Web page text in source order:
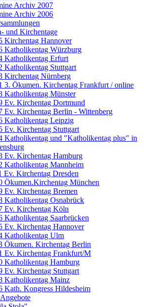
Archiv 2007
Archiv 2006
und Kirchentage
Kirchentag Hannover
Katholikentag Würzburg
Katholikentag Erfurt
Katholikentag Stuttgart
Kirchentag Nürnberg
3. Ökumen. Kirchentag Frankfurt / online
Katholikentag Münster
Ev. Kirchentag Dortmund
Ev. Kirchentag Berlin - Wittenberg
Katholikentag Leipzig
Ev. Kirchentag Stuttgart
Katholikentag und "Katholikentag plus" in
Ev. Kirchentag Hamburg
Katholikentag Mannheim
Ev. Kirchentag Dresden
Ökumen.Kirchentag München
Ev. Kirchentag Bremen
Katholikentag Osnabrück
Ev. Kirchentag Köln
Katholikentag Saarbrücken
Ev. Kirchentag Hannover
Katholikentag Ulm
Ökumen. Kirchentag Berlin
Ev. Kirchentag Frankfurt/M
Katholikentag Hamburg
Ev. Kirchentag Stuttgart
Katholikentag Mainz
Kath. Kongress Hildesheim